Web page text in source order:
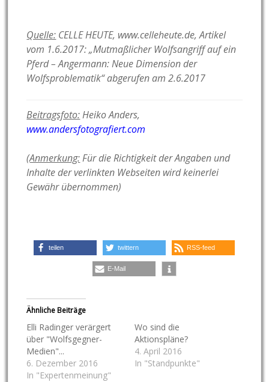
Quelle: CELLE HEUTE, www.celleheute.de, Artikel
vom 1.6.2017: „Mutmaßlicher Wolfsangriff auf ein
Pferd – Angermann: Neue Dimension der
Wolfsproblematik“ abgerufen am 2.6.2017
Beitragsfoto:Heiko Anders,
www.andersfotografiert.com
(Anmerkung:Für die Richtigkeit der Angaben und
Inhalte der verlinkten Webseiten wird keinerlei
Gewähr übernommen)
teilen twittern RSS-feed
E-Mail
Ähnliche Beiträge
Elli Radinger verärgert
über "Wolfsgegner-
Medien"...
6. Dezember 2016
In "Expertenmeinung"
Wo sind die
Aktionspläne?
4. April 2016
In "Standpunkte"